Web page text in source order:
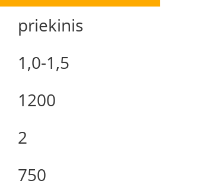
priekinis
1,0-1,5
1200
2
750